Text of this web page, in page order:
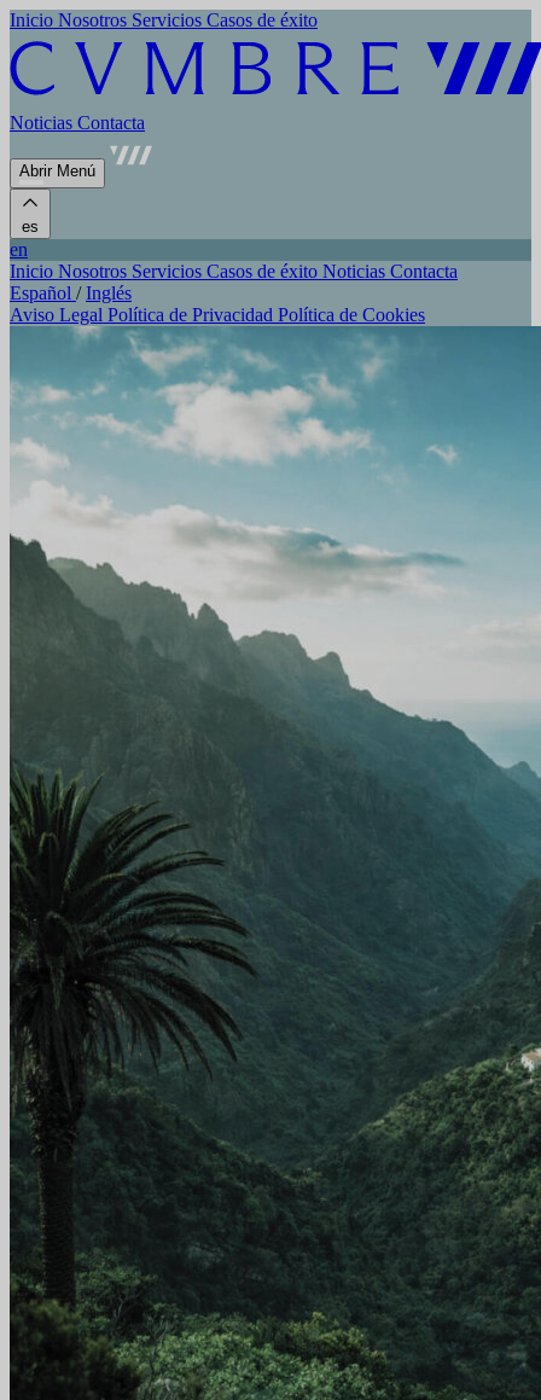
Inicio Nosotros Servicios Casos de éxito
Noticias Contacta
Abrir Menú
es
en
Inicio Nosotros Servicios Casos de éxito Noticias Contacta
Español /Inglés
Aviso Legal Política de Privacidad Política de Cookies